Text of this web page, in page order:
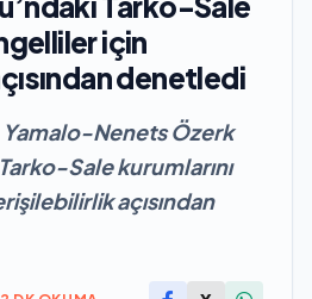
için
denetledi
Yamalo-Nenets Özerk
Sale kurumlarını
açısından